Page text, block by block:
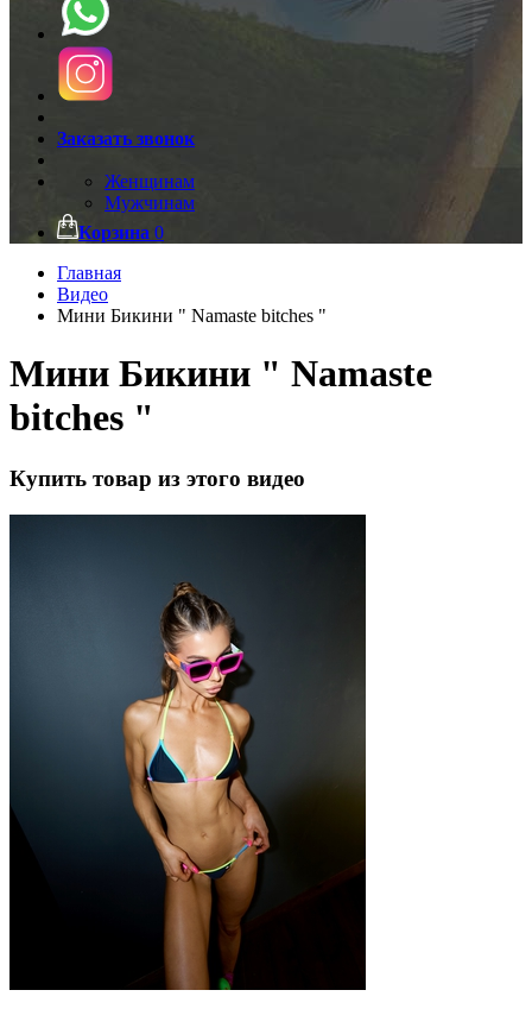
Заказать звонок
Женщинам
Мужчинам
Корзина 0
Главная
Видео
Мини Бикини " Namaste bitches "
Мини Бикини " Namaste
bitches "
Купить товар из этого видео